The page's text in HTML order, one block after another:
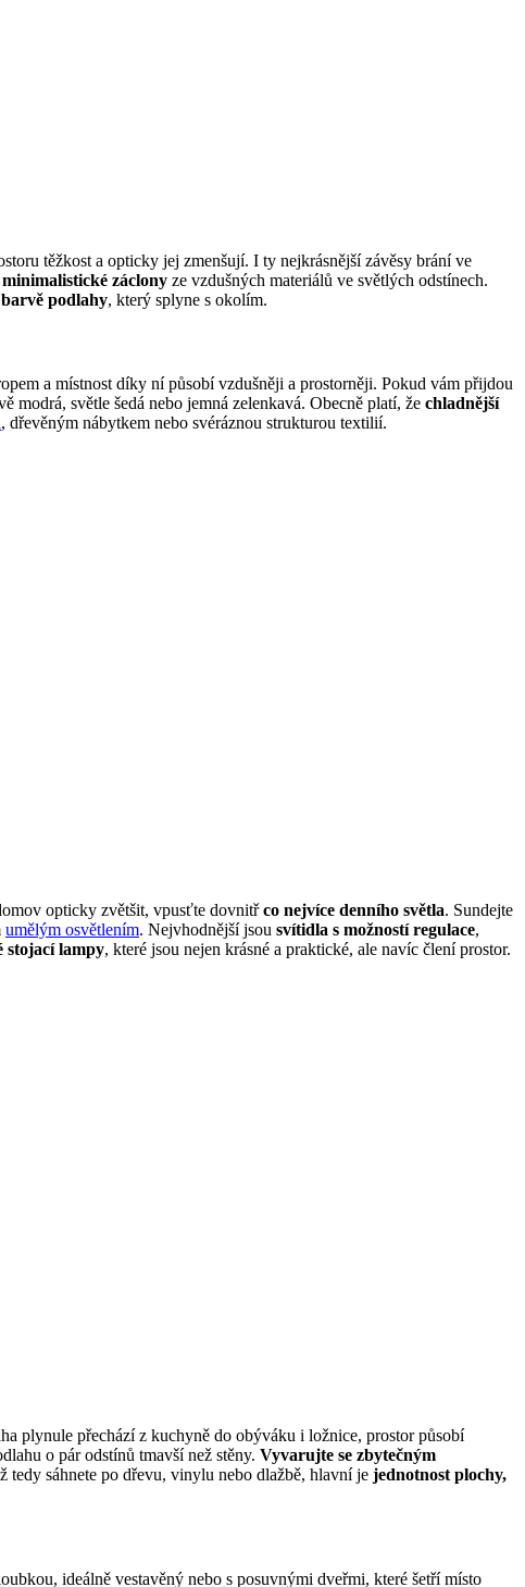
těžkost a opticky jej zmenšují. I ty nejkrásnější závěsy brání ve
minimalistické záclony ze vzdušných materiálů ve světlých odstínech.
podlahy, který splyne s okolím.
a místnost díky ní působí vzdušněji a prostorněji. Pokud vám přijdou
modrá, světle šedá nebo jemná zelenkavá. Obecně platí, že chladnější
, dřevěným nábytkem nebo svéráznou strukturou textilií.
opticky zvětšit, vpusťte dovnitřco nejvíce denního světla. Sundejte
umělým osvětlením. Nejvhodnější jsou svítidla s možností regulace,
stojací lampy, které jsou nejen krásné a praktické, ale navíc člení prostor.
plynule přechází z kuchyně do obýváku i ložnice, prostor působí
o pár odstínů tmavší než stěny. Vyvarujte se zbytečným
sáhnete po dřevu, vinylu nebo dlažbě, hlavní je jednotnost plochy,
ideálně vestavěný nebo s posuvnými dveřmi, které šetří místo